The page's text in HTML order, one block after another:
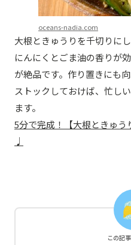
oceans-nadia.com
大根ときゅうりを千切りに
にんにくとごま油の香りが
が絶品です。作り置きにも
ストックしておけば、忙し
ます。
5分で完成！【大根ときゅう
♩
この記